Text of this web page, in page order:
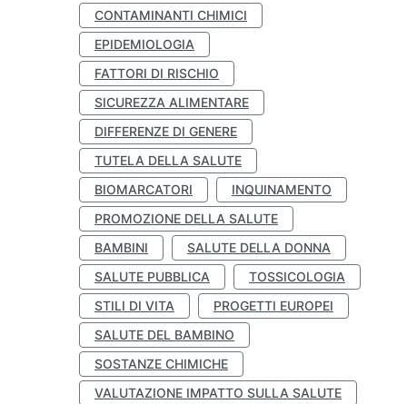
CONTAMINANTI CHIMICI
EPIDEMIOLOGIA
FATTORI DI RISCHIO
SICUREZZA ALIMENTARE
DIFFERENZE DI GENERE
TUTELA DELLA SALUTE
BIOMARCATORI
INQUINAMENTO
PROMOZIONE DELLA SALUTE
BAMBINI
SALUTE DELLA DONNA
SALUTE PUBBLICA
TOSSICOLOGIA
STILI DI VITA
PROGETTI EUROPEI
SALUTE DEL BAMBINO
SOSTANZE CHIMICHE
VALUTAZIONE IMPATTO SULLA SALUTE